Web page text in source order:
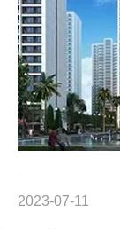
2023-07-11